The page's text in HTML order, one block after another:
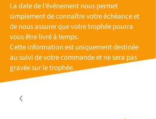
La date de l’événement nous permet
simplement de connaître votre échéance et
de nous assurer que votre trophée pourra
vous être livré à temps.
Cette information est uniquement destinée
au suivi de votre commande et ne sera pas
gravée sur le trophée.